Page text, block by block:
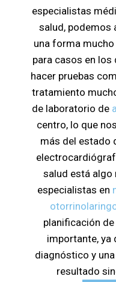
especialistas
salud, podemos
una forma
para casos en los
hacer pruebas
tratamiento
de laboratorio de
centro, lo que
más del estado
salud está algo
especialistas en
planificación
importante, ya
diagnóstico y
resultado